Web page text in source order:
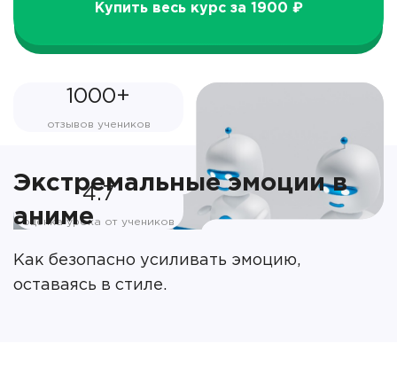
Купить весь курс за 1900 ₽
1000+
отзывов учеников
4.7
оценка урока от учеников
Экстремальные эмоции в
аниме
Как безопасно усиливать эмоцию,
оставаясь в стиле.